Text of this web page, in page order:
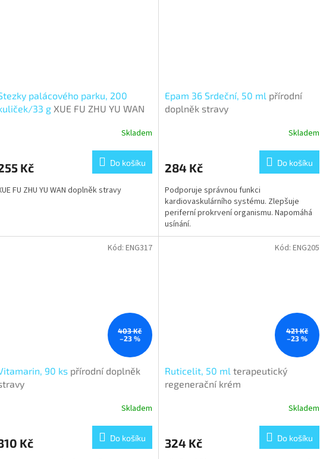
palácového parku, 200
33 g XUE FU ZHU YU WAN
Skladem
Kč Do košíku
FU ZHU YU WAN doplněk stravy
Epam 36 Srdeční, 50 ml přírodní
doplněk stravy
Skladem
284 Kč Do košíku
Podporuje správnou funkci
kardiovaskulárního systému. Zlepšuje
periferní prokrvení organismu. Napomáhá
usínání.
403 Kč
–23 %
90 ks přírodní doplněk
Skladem
Kč Do košíku
Kód: ENG317
421 Kč
–23 %
Ruticelit, 50 ml terapeutický
regenerační krém
Skladem
324 Kč Do košíku
Kód: ENG205